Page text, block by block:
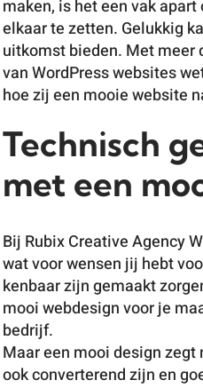
maken, is het een vak
elkaar te zetten. Gelukkig
uitkomst bieden. Met meer
van WordPress websites
hoe zij een mooie website
Technisch
met een
Bij Rubix Creative Agency
wat voor wensen jij hebt
kenbaar zijn gemaakt
mooi webdesign voor je
bedrijf.
Maar een mooi design
ook converterend zijn en